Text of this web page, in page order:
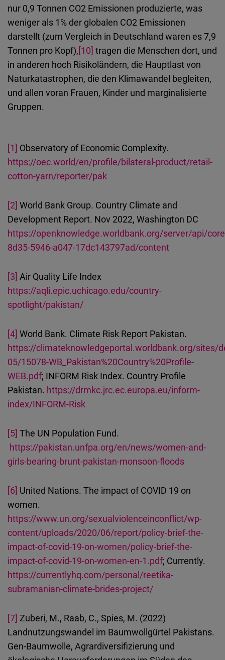
nur 0,9 Tonnen CO2 Emissionen produzierte, was
weniger als 1% der globalen CO2 Emissionen
darstellt (zum Vergleich in Deutschland waren es 7,9
Tonnen pro Kopf),[10] tragen die Menschen dort, und
in anderen hoch Risikoländern, die Hauptlast von
Naturkatastrophen, die den Klimawandel begleiten,
und allen voran Frauen, Kinder und marginalisierte
Gruppen.
[1] Observatory of Economic Complexity.
https://oec.world/en/profile/bilateral-product/retail-
cotton-yarn/reporter/pak
[2] World Bank Group. Country Climate and
Development Report. Nov 2022, Washington DC
https://openknowledge.worldbank.org/server/api/
8d35-5946-a047-17dc143797ad/content
[3] Air Quality Life Index
https://aqli.epic.uchicago.edu/country-
spotlight/pakistan/
[4] World Bank. Climate Risk Report Pakistan.
https://climateknowledgeportal.worldbank.org/sites/
05/15078-WB_Pakistan%20Country%20Profile-
WEB.pdf; INFORM Risk Index. Country Profile
Pakistan. https://drmkc.jrc.ec.europa.eu/inform-
index/INFORM-Risk
[5] The UN Population Fund.
https://pakistan.unfpa.org/en/news/women-and-
girls-bearing-brunt-pakistan-monsoon-floods
[6] United Nations. The impact of COVID 19 on
women.
https://www.un.org/sexualviolenceinconflict/wp-
content/uploads/2020/06/report/policy-brief-the-
impact-of-covid-19-on-women/policy-brief-the-
impact-of-covid-19-on-women-en-1.pdf; Currently.
https://currentlyhq.com/personal/reetika-
subramanian-climate-brides-project/
[7] Zuberi, M., Raab, C., Spies, M. (2022)
Landnutzungswandel im Baumwollgürtel Pakistans.
Gen-Baumwolle, Agrardiversifizierung und